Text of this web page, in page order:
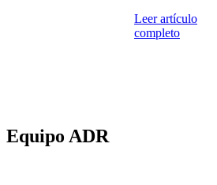
Leer artículo
completo
Equipo ADR